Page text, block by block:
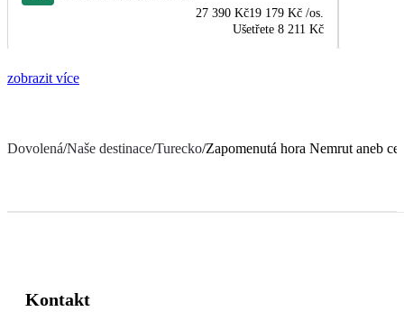
27 390 Kč19 179 Kč /os.
Ušetřete 8 211 Kč
zobrazit více
Dovolená/Naše destinace/Turecko/Zapomenutá hora Nemrut aneb
Kontakt